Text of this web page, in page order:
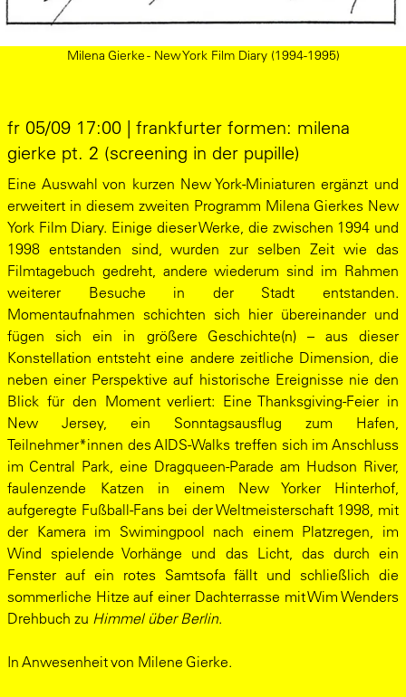
Milena Gierke - New York Film Diary (1994-1995)
fr 05/09 17:00 | frankfurter formen: milena
gierke pt. 2 (screening in der pupille)
Eine Auswahl von kurzen New York-Miniaturen ergänzt und
erweitert in diesem zweiten Programm Milena Gierkes New
York Film Diary. Einige dieser Werke, die zwischen 1994 und
1998 entstanden sind, wurden zur selben Zeit wie das
Filmtagebuch gedreht, andere wiederum sind im Rahmen
weiterer Besuche in der Stadt entstanden.
Momentaufnahmen schichten sich hier übereinander und
fügen sich ein in größere Geschichte(n) – aus dieser
Konstellation entsteht eine andere zeitliche Dimension, die
neben einer Perspektive auf historische Ereignisse nie den
Blick für den Moment verliert: Eine Thanksgiving-Feier in
New Jersey, ein Sonntagsausflug zum Hafen,
Teilnehmer*innen des AIDS-Walks treffen sich im Anschluss
im Central Park, eine Dragqueen-Parade am Hudson River,
faulenzende Katzen in einem New Yorker Hinterhof,
aufgeregte Fußball-Fans bei der Weltmeisterschaft 1998, mit
der Kamera im Swimingpool nach einem Platzregen, im
Wind spielende Vorhänge und das Licht, das durch ein
Fenster auf ein rotes Samtsofa fällt und schließlich die
sommerliche Hitze auf einer Dachterrasse mit Wim Wenders
Drehbuch zu Himmel über Berlin.
In Anwesenheit von Milene Gierke.